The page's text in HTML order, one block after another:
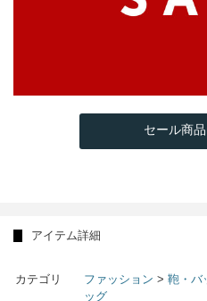
セール商
アイテム詳細
カテゴリ ファッション > 鞄・バ
ッグ